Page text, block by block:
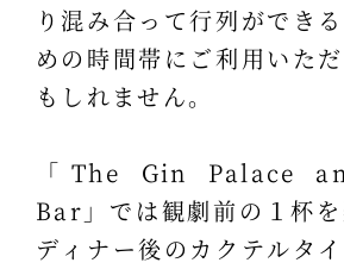
り混み合って行列ができ
めの時間帯にご利用いた
もしれません。
「The Gin Palace
Bar」では観劇前の１杯を
ディナー後のカクテルタ